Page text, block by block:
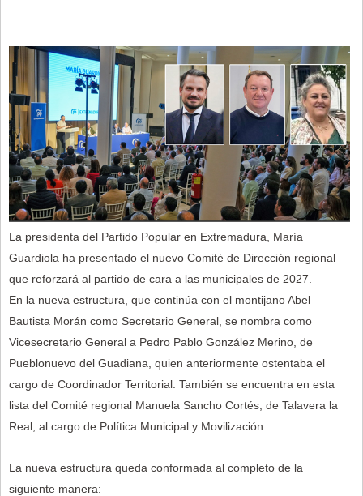
La presidenta del Partido Popular en Extremadura, María
Guardiola ha presentado el nuevo Comité de Dirección regional
que reforzará al partido de cara a las municipales de 2027.
En la nueva estructura, que continúa con el montijano Abel
Bautista Morán como Secretario General, se nombra como
Vicesecretario General a Pedro Pablo González Merino, de
Pueblonuevo del Guadiana, quien anteriormente ostentaba el
cargo de Coordinador Territorial. También se encuentra en esta
lista del Comité regional Manuela Sancho Cortés, de Talavera la
Real, al cargo de Política Municipal y Movilización.
La nueva estructura queda conformada al completo de la
siguiente manera: